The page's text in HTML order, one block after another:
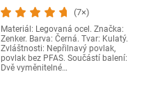
dnem Perfect…(7×)
Materiál: Legovaná ocel. Značka:
Zenker. Barva: Černá. Tvar: Kulatý.
Zvláštnosti: Nepřilnavý povlak,
povlak bez PFAS. Součástí balení:
Dvě vyměnitelné…